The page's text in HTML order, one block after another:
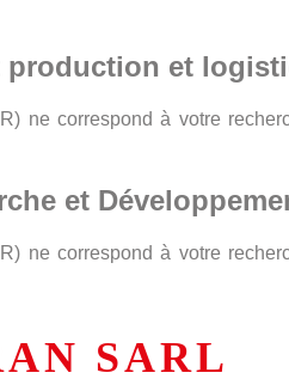
production et
ne correspond à votre
et
ne correspond à votre
SARL